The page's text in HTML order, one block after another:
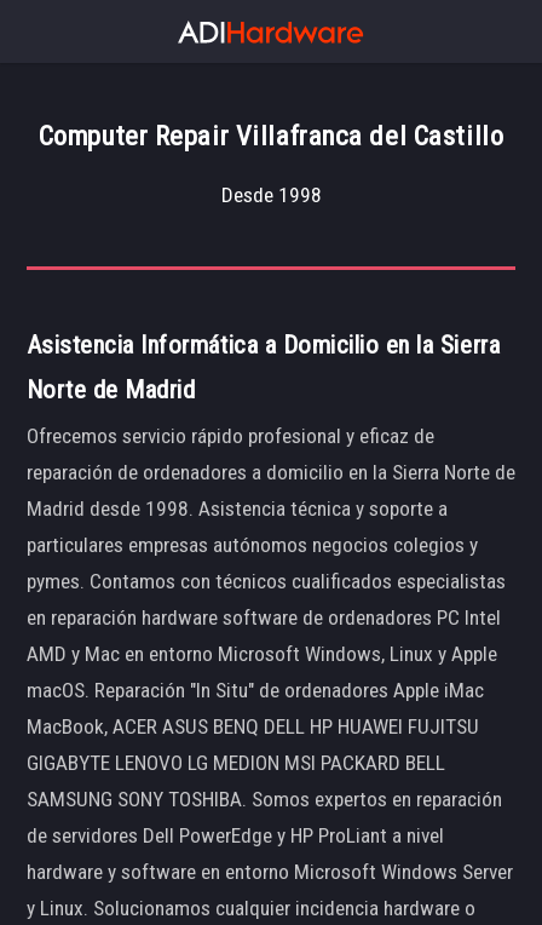
Computer Repair Villafranca del Castillo
Desde 1998
Asistencia Informática a Domicilio en la Sierra
Norte de Madrid
Ofrecemos servicio rápido profesional y eficaz de
reparación de ordenadores a domicilio en la Sierra Norte de
Madrid desde 1998. Asistencia técnica y soporte a
particulares empresas autónomos negocios colegios y
pymes. Contamos con técnicos cualificados especialistas
en reparación hardware software de ordenadores PC Intel
AMD y Mac en entorno Microsoft Windows, Linux y Apple
macOS. Reparación "In Situ" de ordenadores Apple iMac
MacBook, ACER ASUS BENQ DELL HP HUAWEI FUJITSU
GIGABYTE LENOVO LG MEDION MSI PACKARD BELL
SAMSUNG SONY TOSHIBA. Somos expertos en reparación
de servidores Dell PowerEdge y HP ProLiant a nivel
hardware y software en entorno Microsoft Windows Server
y Linux. Solucionamos cualquier incidencia hardware o